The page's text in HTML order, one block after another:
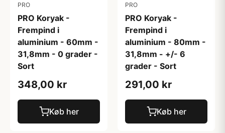
PRO
PRO Koryak -
Frempind i
aluminium - 60mm -
31,8mm - 0 grader -
Sort
348,00 kr
Køb her
PRO
PRO Koryak -
Frempind i
aluminium - 80mm -
31,8mm - +/- 6
grader - Sort
291,00 kr
Køb her